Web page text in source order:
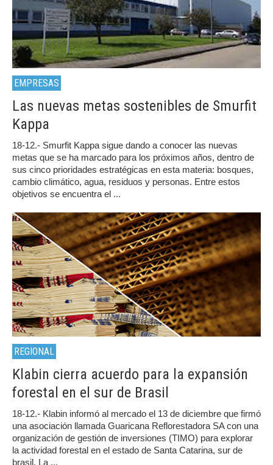
EMPRESAS
Las nuevas metas sostenibles de Smurfit
Kappa
18-12.- Smurfit Kappa sigue dando a conocer las nuevas
metas que se ha marcado para los próximos años, dentro de
sus cinco prioridades estratégicas en esta materia: bosques,
cambio climático, agua, residuos y personas. Entre estos
objetivos se encuentra el ...
REGIONAL
Klabin cierra acuerdo para la expansión
forestal en el sur de Brasil
18-12.- Klabin informó al mercado el 13 de diciembre que firmó
una asociación llamada Guaricana Reflorestadora SA con una
organización de gestión de inversiones (TIMO) para explorar
la actividad forestal en el estado de Santa Catarina, sur de
brasil. La ...